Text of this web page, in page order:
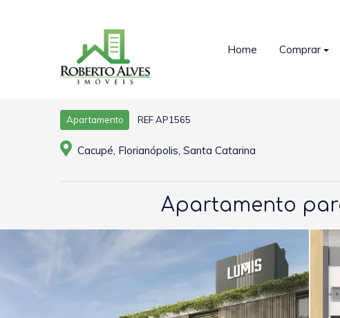
Home Comprar
Apartamento REF AP1565
Cacupé, Florianópolis, Santa Catarina
Apartamento